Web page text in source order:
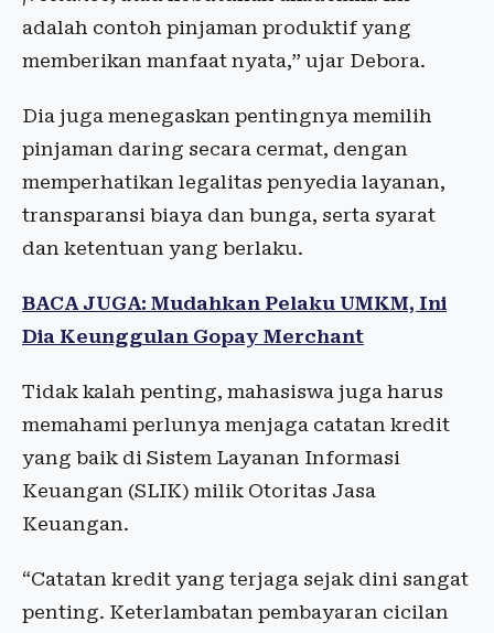
adalah contoh pinjaman produktif yang
memberikan manfaat nyata,” ujar Debora.
Dia juga menegaskan pentingnya memilih
pinjaman daring secara cermat, dengan
memperhatikan legalitas penyedia layanan,
transparansi biaya dan bunga, serta syarat
dan ketentuan yang berlaku.
BACA JUGA: Mudahkan Pelaku UMKM, Ini
Dia Keunggulan Gopay Merchant
Tidak kalah penting, mahasiswa juga harus
memahami perlunya menjaga catatan kredit
yang baik di Sistem Layanan Informasi
Keuangan (SLIK) milik Otoritas Jasa
Keuangan.
“Catatan kredit yang terjaga sejak dini sangat
penting. Keterlambatan pembayaran cicilan